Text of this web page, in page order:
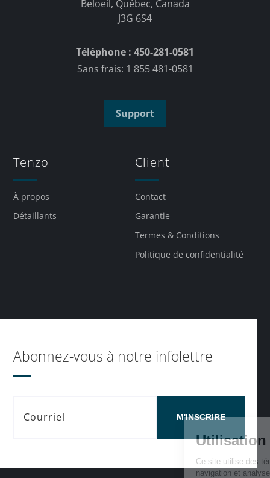
Beloeil, Québec, Canada
J3G 6S4
Téléphone : 450-281-0581
Sans frais: 1 855 481-0581
Support
Tenzo
À propos
Détaillants
Client
Contact
Garantie
Termes & Conditions
Politique de confidentialité
Abonnez-vous à notre infolettre
M'INSCRIRE